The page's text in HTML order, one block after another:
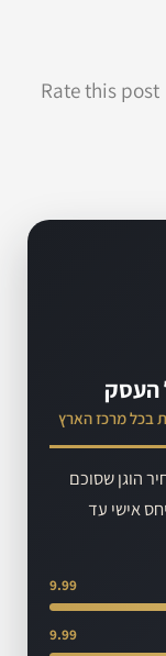
Rate this post
העסק
בכל מרכז הארץ
הוגן שסוכם
אישי עד
9.99
9.99